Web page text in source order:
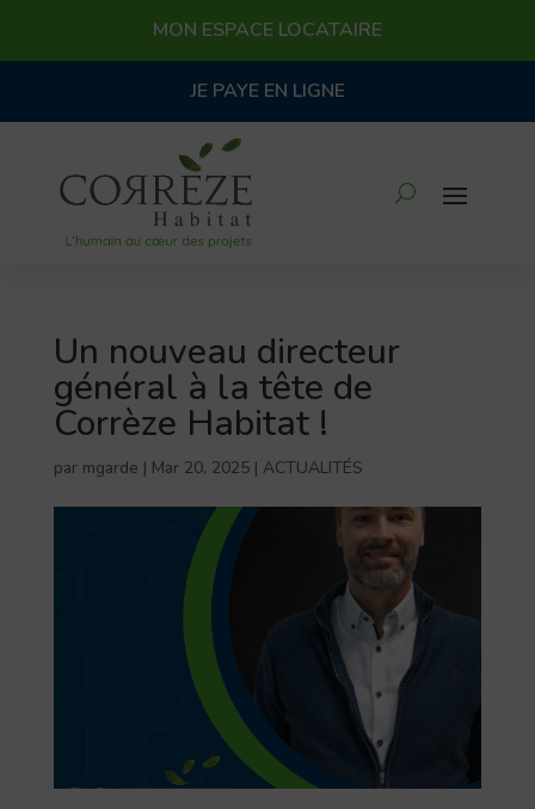
MON ESPACE LOCATAIRE
JE PAYE EN LIGNE
Un nouveau directeur
général à la tête de
Corrèze Habitat !
par mgarde | Mar 20, 2025| ACTUALITÉS